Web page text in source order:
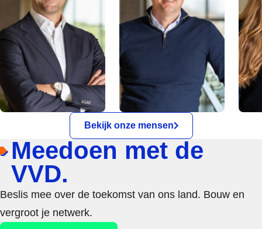
Bekijk onze mensen
Meedoen met de
VVD.
Beslis mee over de toekomst van ons land. Bouw en
vergroot je netwerk.